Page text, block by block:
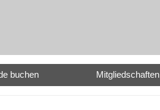
buchen Mitgliedschaften